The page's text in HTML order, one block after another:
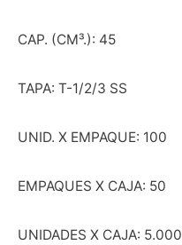
CAP. (CM³.): 45
TAPA: T-1/2/3 SS
UNID. X EMPAQUE: 100
EMPAQUES X CAJA: 50
UNIDADES X CAJA: 5.000